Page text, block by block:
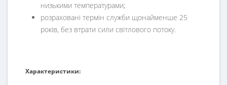
низькими температурами;
розраховані термін служби щонайменше 25
років, без втрати сили світлового потоку.
Характеристики: